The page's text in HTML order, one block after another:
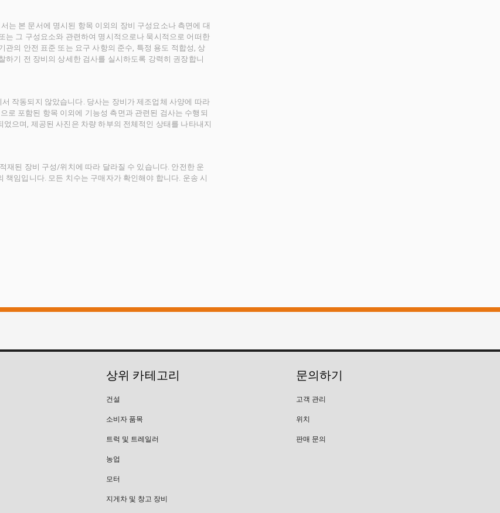
는 본 문서에 명시된 항목 이외의 장비 구성요소나 측면에 대
는 그 구성요소와 관련하여 명시적으로나 묵시적으로 어떠한
의 안전 표준 또는 요구 사항의 준수, 특정 용도 적합성, 상
기 전 장비의 상세한 검사를 실시하도록 강력히 권장합니
작동되지 않았습니다. 당사는 장비가 제조업체 사양에 따라
로 포함된 항목 이외에 기능성 측면과 관련된 검사는 수행되
으며, 제공된 사진은 차량 하부의 전체적인 상태를 나타내지
재된 장비 구성/위치에 따라 달라질 수 있습니다. 안전한 운
임입니다. 모든 치수는 구매자가 확인해야 합니다. 운송 시
상위 카테고리
건설
소비자 품목
트럭 및 트레일러
농업
모터
지게차 및 창고 장비
문의하기
고객 관리
위치
판매 문의